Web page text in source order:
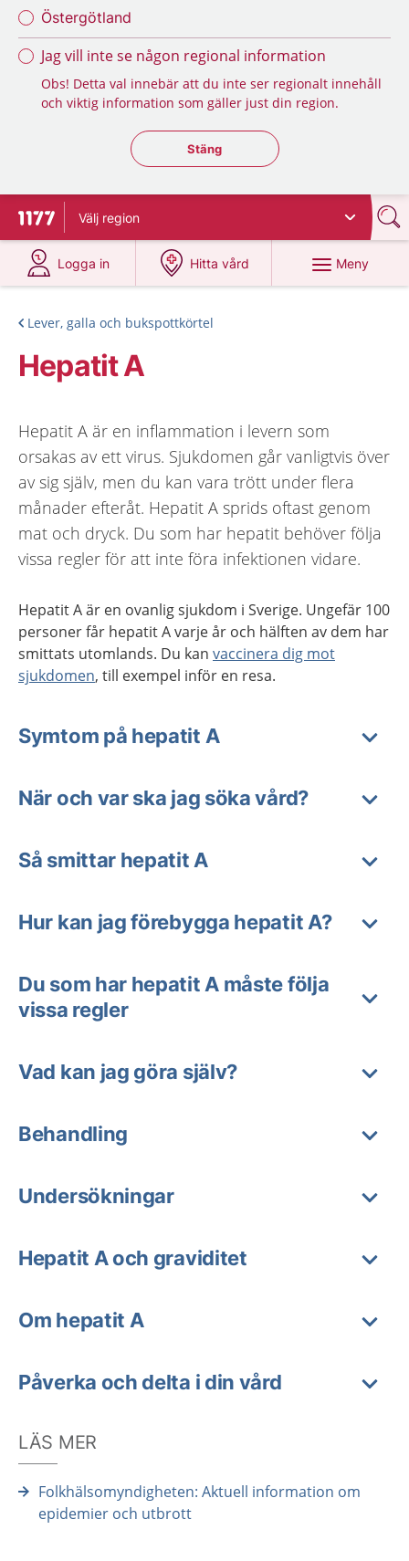
Östergötland
Jag vill inte se någon regional information
Obs! Detta val innebär att du inte ser regionalt innehåll
och viktig information som gäller just din region.
Stäng regionsväljaren
Stäng
Till startsidan för 1177
Välj region
Logga in
på 1177.se
Hitta vård
på 1177.se
Meny
Lever, galla och bukspottkörtel
Hepatit A
Hepatit A är en inflammation i levern som
orsakas av ett virus. Sjukdomen går vanligtvis över
av sig själv, men du kan vara trött under flera
månader efteråt. Hepatit A sprids oftast genom
mat och dryck. Du som har hepatit behöver följa
vissa regler för att inte föra infektionen vidare.
Hepatit A är en ovanlig sjukdom i Sverige. Ungefär 100
personer får hepatit A varje år och hälften av dem har
smittats utomlands. Du kan vaccinera dig mot
sjukdomen, till exempel inför en resa.
Symtom på hepatit A
När och var ska jag söka vård?
Så smittar hepatit A
Hur kan jag förebygga hepatit A?
Du som har hepatit A måste följa
vissa regler
Vad kan jag göra själv?
Behandling
Undersökningar
Hepatit A och graviditet
Om hepatit A
Påverka och delta i din vård
LÄS MER
Folkhälsomyndigheten: Aktuell information om
epidemier och utbrott